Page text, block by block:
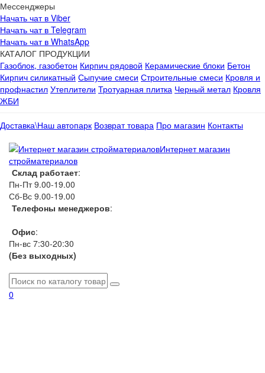
Мессенджеры
Начать чат в Viber
Начать чат в Telegram
Начать чат в WhatsApp
КАТАЛОГ ПРОДУКЦИИ
Газоблок, газобетон Кирпич рядовой Керамические блоки Бетон
Кирпич силикатный Сыпучие смеси Строительные смеси Кровля и
профнастил Утеплители Тротуарная плитка Черный метал Кровля
ЖБИ
Доставка\Наш автопарк Возврат товара Про магазин Контакты
Интернет магазин
стройматериалов
Склад работает:
Пн-Пт 9.00-19.00
Сб-Вс 9.00-19.00
Телефоны менеджеров:
Офис:
Пн-вс 7:30-20:30
(Без выходных)
0